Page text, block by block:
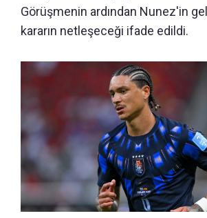
Görüşmenin ardından Nunez'in
kararın netleşeceği ifade edildi.